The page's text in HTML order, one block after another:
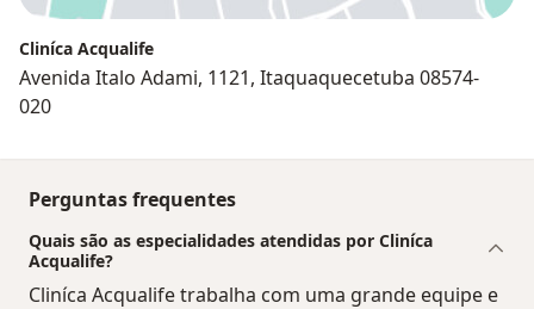
Cliníca Acqualife
Avenida Italo Adami, 1121, Itaquaquecetuba 08574-
020
Perguntas frequentes
Quais são as especialidades atendidas por Cliníca
Acqualife?
Cliníca Acqualife trabalha com uma grande equipe e